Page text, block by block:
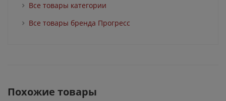
Все товары категории
Все товары бренда Прогресс
Похожие товары